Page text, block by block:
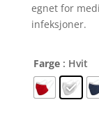
egnet for
infeksjoner.
Farge : Hvit